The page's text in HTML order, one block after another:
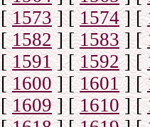
[1573] [1574] [
[1582] [1583] [
[1591] [1592] [
[1600] [1601] [
[1609] [1610] [